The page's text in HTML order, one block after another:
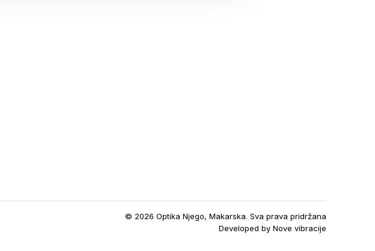
© 2026 Optika Njego, Makarska. Sva prava pridržana
Developed byNove vibracije